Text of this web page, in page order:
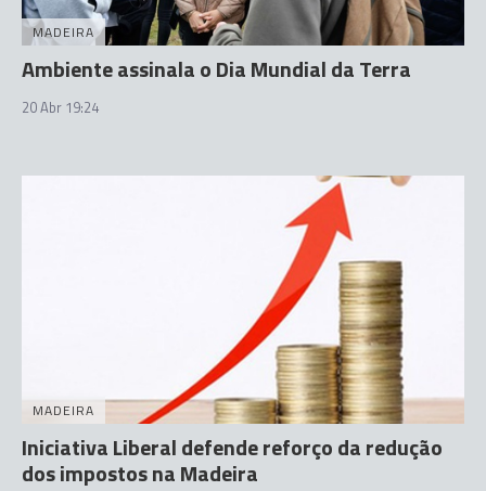
MADEIRA
Ambiente assinala o Dia Mundial da Terra
20 Abr 19:24
MADEIRA
Iniciativa Liberal defende reforço da redução
dos impostos na Madeira